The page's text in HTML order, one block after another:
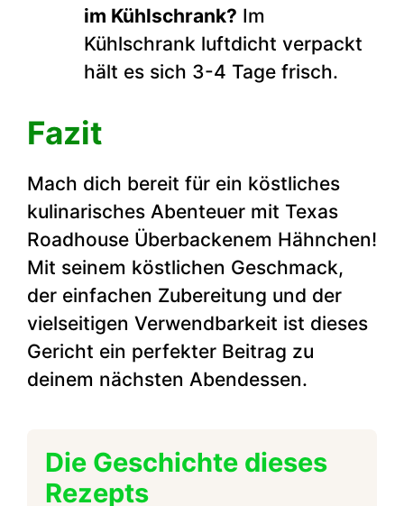
im Kühlschrank? Im
Kühlschrank luftdicht verpackt
hält es sich 3-4 Tage frisch.
Fazit
Mach dich bereit für ein köstliches
kulinarisches Abenteuer mit Texas
Roadhouse Überbackenem Hähnchen!
Mit seinem köstlichen Geschmack,
der einfachen Zubereitung und der
vielseitigen Verwendbarkeit ist dieses
Gericht ein perfekter Beitrag zu
deinem nächsten Abendessen.
Die Geschichte dieses
Rezepts